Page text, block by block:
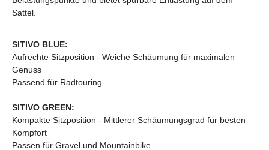
Sattel.
SITIVO BLUE:
Aufrechte Sitzposition - Weiche Schäumung für maximalen
Genuss
Passend für Radtouring
SITIVO GREEN:
Kompakte Sitzposition - Mittlerer Schäumungsgrad für besten
Kompfort
Passen für Gravel und Mountainbike